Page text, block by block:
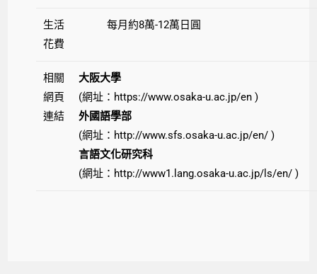
生活
花費
每月約8萬-12萬日圓
相關
網頁
連結
大阪大學
(網址：https://www.osaka-u.ac.jp/en )
外國語學部
(網址： http://www.sfs.osaka-u.ac.jp/en/ )
言語文化研究科
(網址： http://www1.lang.osaka-u.ac.jp/ls/en/ )